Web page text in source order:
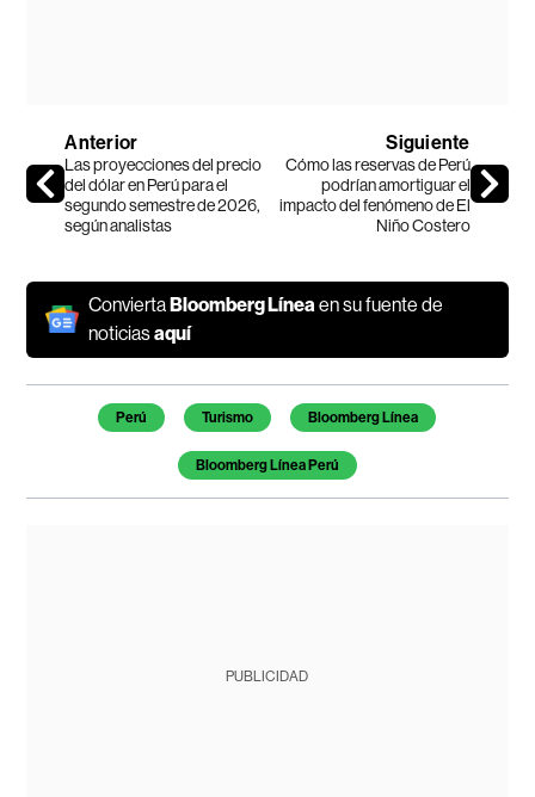
Anterior
Las proyecciones del precio
del dólar en Perú para el
segundo semestre de 2026,
según analistas
Siguiente
Cómo las reservas de Perú
podrían amortiguar el
impacto del fenómeno de El
Niño Costero
ConviertaBloomberg Línea en su fuente de
noticiasaquí
Temas de este artículo
Perú Turismo Bloomberg Línea
Bloomberg Línea Perú
PUBLICIDAD